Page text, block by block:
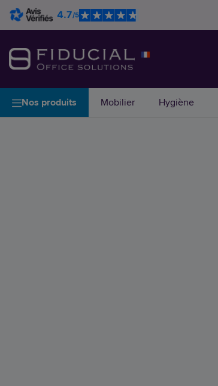
4.7/5
Nos produits Mobilier Hygiène